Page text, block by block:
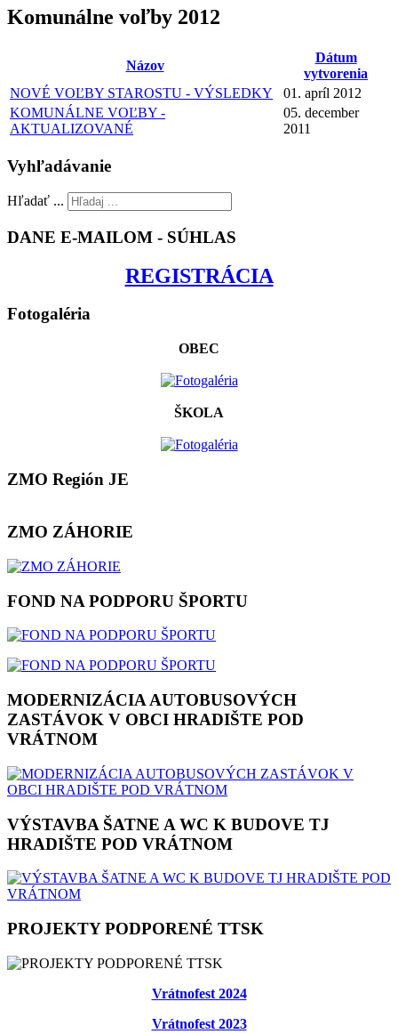
Komunálne voľby 2012
Názov
Dátum
vytvorenia
NOVÉ VOĽBY STAROSTU - VÝSLEDKY
01. apríl 2012
KOMUNÁLNE VOĽBY -
AKTUALIZOVANÉ
05. december
2011
Vyhľadávanie
Hľadať ...
DANE E-MAILOM - SÚHLAS
REGISTRÁCIA
Fotogaléria
OBEC
ŠKOLA
ZMO Región JE
ZMO ZÁHORIE
FOND NA PODPORU ŠPORTU
MODERNIZÁCIA AUTOBUSOVÝCH
ZASTÁVOK V OBCI HRADIŠTE POD
VRÁTNOM
VÝSTAVBA ŠATNE A WC K BUDOVE TJ
HRADIŠTE POD VRÁTNOM
PROJEKTY PODPORENÉ TTSK
Vrátnofest 2024
Vrátnofest 2023